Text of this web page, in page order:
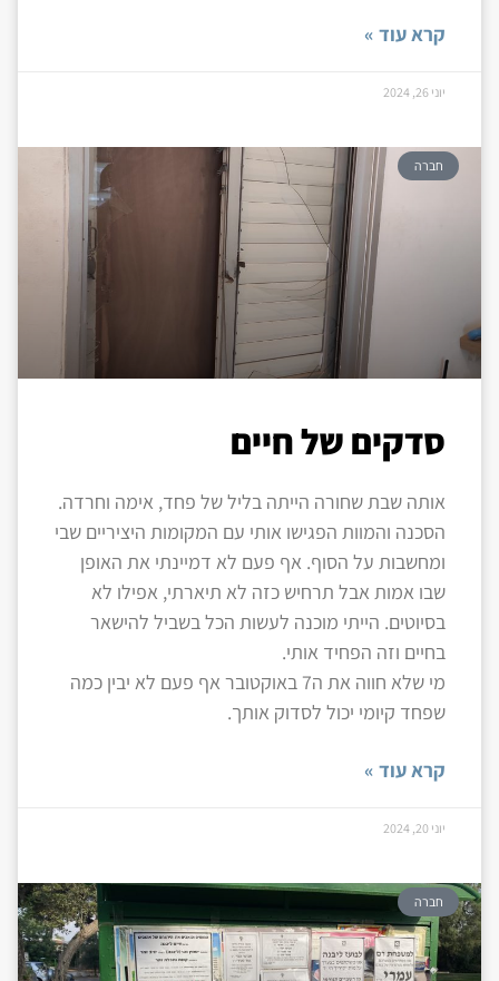
קרא עוד »
יוני 26, 2024
חברה
סדקים של חיים
אותה שבת שחורה הייתה בליל של פחד, אימה וחרדה.
הסכנה והמוות הפגישו אותי עם המקומות היציריים שבי
ומחשבות על הסוף. אף פעם לא דמיינתי את האופן
שבו אמות אבל תרחיש כזה לא תיארתי, אפילו לא
בסיוטים. הייתי מוכנה לעשות הכל בשביל להישאר
בחיים וזה הפחיד אותי.
מי שלא חווה את ה7 באוקטובר אף פעם לא יבין כמה
שפחד קיומי יכול לסדוק אותך.
קרא עוד »
יוני 20, 2024
חברה